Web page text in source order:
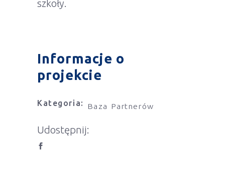
szkoły.
Informacje o
projekcie
Kategoria: Baza Partnerów
Udostępnij: